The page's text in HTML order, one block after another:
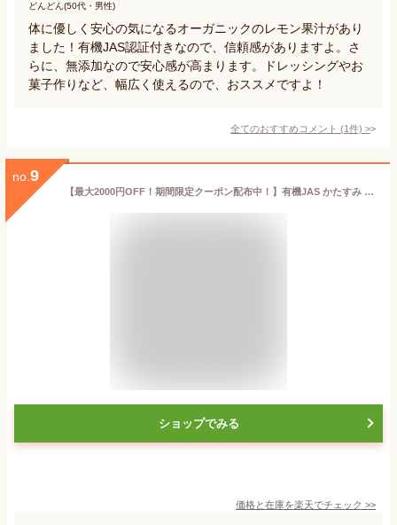
どんどん(50代・男性)
体に優しく安心の気になるオーガニックのレモン果汁があり
ました！有機JAS認証付きなので、信頼感がありますよ。さ
らに、無添加なので安心感が高まります。ドレッシングやお
菓子作りなど、幅広く使えるので、おススメですよ！
全てのおすすめコメント (1件) >
no. 9
【最大2000円OFF！期間限定クーポン配布中！】有機JAS かたすみ 有機 レモン果汁ストレート100％ 200ml
ショップでみる
価格と在庫を楽天でチェック >>